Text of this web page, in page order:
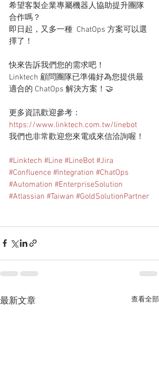
希望客製企業專屬機器人協助提升團隊
合作嗎？
即日起，又多一種  ChatOps 方案可以選
擇了！
快來告訴我們您的需求吧！
Linktech 顧問團隊已準備好為您提供最
適合的 ChatOps 解決方案！🤝
更多資訊歡迎參考：
https://www.linktech.com.tw/linebot
我們也非常歡迎您來電或來信洽詢喔！
#Linktech #Line #LineBot #Jira
#Confluence #Integration #ChatOps
#Automation #EnterpriseSolution
#Atlassian #Taiwan #GoldSolutionPartner
最新文章 查看全部